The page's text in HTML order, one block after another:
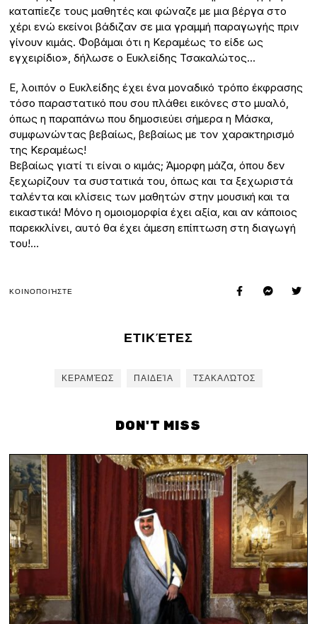
καταπίεζε τους μαθητές και φώναζε με μια βέργα στο
χέρι ενώ εκείνοι βάδιζαν σε μια γραμμή παραγωγής πριν
γίνουν κιμάς. Φοβάμαι ότι η Κεραμέως το είδε ως
εγχειρίδιο», δήλωσε ο Ευκλείδης Τσακαλώτος…
Ε, λοιπόν ο Ευκλείδης έχει ένα μοναδικό τρόπο έκφρασης
τόσο παραστατικό που σου πλάθει εικόνες στο μυαλό,
όπως η παραπάνω που δημοσιεύει σήμερα η Μάσκα,
συμφωνώντας βεβαίως, βεβαίως με τον χαρακτηρισμό
της Κεραμέως!
Βεβαίως γιατί τι είναι ο κιμάς; Άμορφη μάζα, όπου δεν
ξεχωρίζουν τα συστατικά του, όπως και τα ξεχωριστά
ταλέντα και κλίσεις των μαθητών στην μουσική και τα
εικαστικά! Μόνο η ομοιομορφία έχει αξία, και αν κάποιος
παρεκκλίνει, αυτό θα έχει άμεση επίπτωση στη διαγωγή
του!…
ΚΟΙΝΟΠΟΙΉΣΤΕ
ΕΤΙΚΈΤΕΣ
ΚΕΡΑΜΈΩΣ ΠΑΙΔΕΊΑ ΤΣΑΚΑΛΏΤΟΣ
DON'T MISS